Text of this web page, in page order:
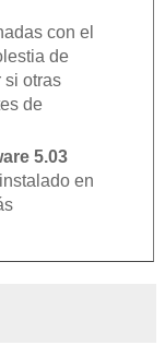
con el
de
si otras
de
5.03
en